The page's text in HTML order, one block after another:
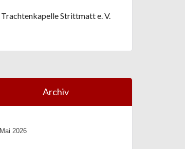
Trachtenkapelle Strittmatt e. V.
Archiv
Mai 2026